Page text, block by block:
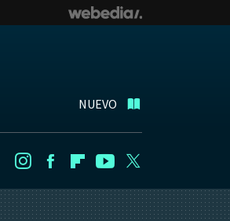
NUEVO
InstagramFacebookFlipboard
Youtube